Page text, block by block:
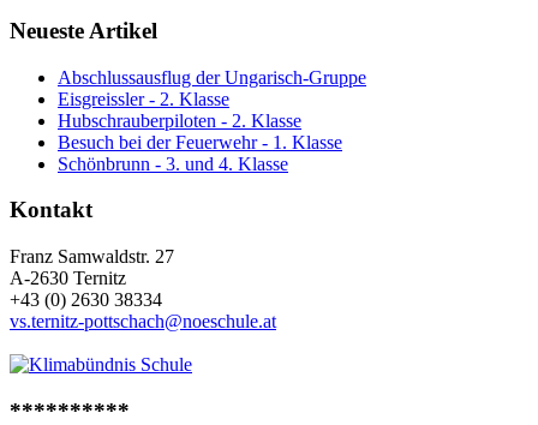
Neueste Artikel
Abschlussausflug der Ungarisch-Gruppe
Eisgreissler - 2. Klasse
Hubschrauberpiloten - 2. Klasse
Besuch bei der Feuerwehr - 1. Klasse
Schönbrunn - 3. und 4. Klasse
Kontakt
Franz Samwaldstr. 27
A-2630 Ternitz
+43 (0) 2630 38334
vs.ternitz-pottschach@noeschule.at
**********